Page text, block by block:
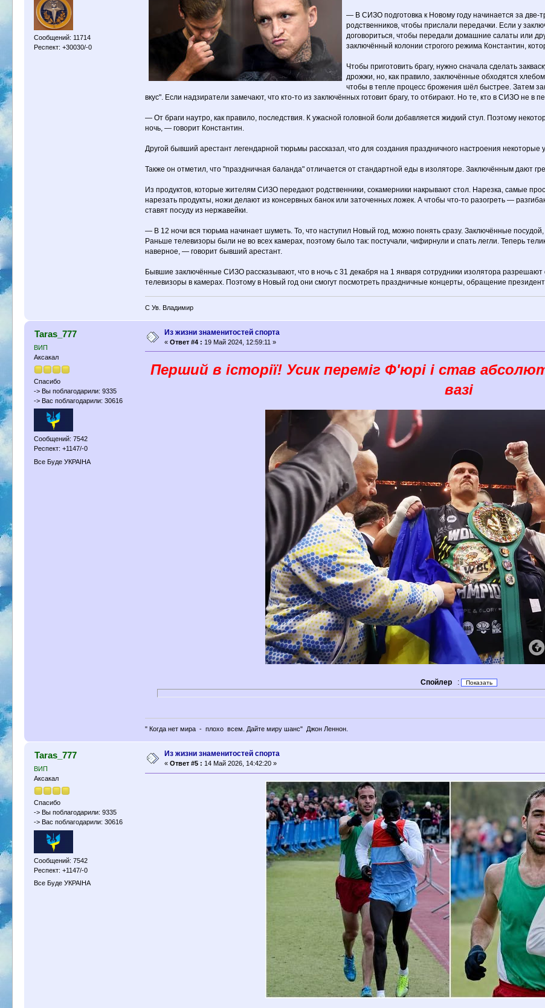
Сообщений: 11714
Респект: +30030/-0
— В СИЗО подготовка к Новому году начинается за две-
родственников, чтобы прислали передачки. Если у
договориться, чтобы передали домашние салаты или
заключённый колонии строгого режима Константин,
Чтобы приготовить брагу, нужно сначала сделать
дрожжи, но, как правило, заключённые обходятся
чтобы в тепле процесс брожения шёл быстрее. Затем
вкус". Если надзиратели замечают, что кто-то из заключённых готовит брагу, то отбирают. Но те, кто в СИЗО не в
— От браги наутро, как правило, последствия. К ужасной головной боли добавляется жидкий стул. Поэтому
ночь, — говорит Константин.
Другой бывший арестант легендарной тюрьмы рассказал, что для создания праздничного настроения
Также он отметил, что "праздничная баланда" отличается от стандартной еды в изоляторе. Заключённым дают
Из продуктов, которые жителям СИЗО передают родственники, сокамерники накрывают стол. Нарезка, самые
нарезать продукты, ножи делают из консервных банок или заточенных ложек. А чтобы что-то разогреть —
ставят посуду из нержавейки.
— В 12 ночи вся тюрьма начинает шуметь. То, что наступил Новый год, можно понять сразу. Заключённые
Раньше телевизоры были не во всех камерах, поэтому было так: постучали, чифирнули и спать легли. Теперь
наверное, — говорит бывший арестант.
Бывшие заключённые СИЗО рассказывают, что в ночь с 31 декабря на 1 января сотрудники изолятора
телевизоры в камерах. Поэтому в Новый год они смогут посмотреть праздничные концерты, обращение
С Ув. Владимир
Taras_777
ВИП
Аксакал
Спасибо
-> Вы поблагодарили: 9335
-> Вас поблагодарили: 30616
Сообщений: 7542
Респект: +1147/-0
Все Буде УКРАІНА
Из жизни знаменитостей спорта
«Ответ #4 : 19 Май 2024, 12:59:11 »
Перший в історії! Усик переміг Ф'юрі і став
вазі
Спойлер :
" Когда нет мира - плохо всем. Дайте миру шанс" Джон Леннон.
Taras_777
ВИП
Аксакал
Спасибо
-> Вы поблагодарили: 9335
-> Вас поблагодарили: 30616
Сообщений: 7542
Респект: +1147/-0
Все Буде УКРАІНА
Из жизни знаменитостей спорта
«Ответ #5 : 14 Май 2026, 14:42:20 »